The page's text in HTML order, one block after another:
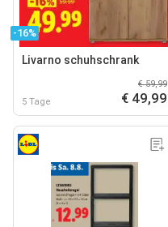
-16%
Livarno schuhschrank
5 Tage
€ 59,99
€ 49,99